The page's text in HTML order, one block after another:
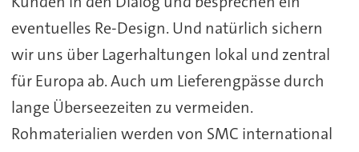
eventuelles Re-Design. Und natürlich sichern
wir uns über Lagerhaltungen lokal und zentral
für Europa ab. Auch um Lieferengpässe durch
lange Überseezeiten zu vermeiden.
Rohmaterialien werden von SMC international